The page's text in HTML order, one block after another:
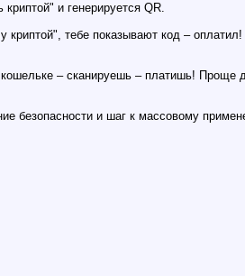
и генерируется QR.
тебе показывают код – оплатил!
– сканируешь – платишь! Проще
безопасности и шаг к массовому